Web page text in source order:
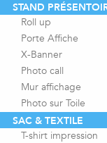
STAND
Roll up
Porte Affiche
X-Banner
Photo call
Mur affichage
Photo sur Toile
SAC & TEXTILE
T-shirt impression